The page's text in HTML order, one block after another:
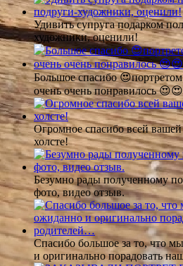
Удивить супруга подарком
художники, оценили!
Большое спасибо
очень очень понравилось 😍😍
Огромное спасибо всей вашей
холсте!
Безумно рады полученному
фото, видео отзыв.
Спасибо большое за то, что
и оригинально порадовать